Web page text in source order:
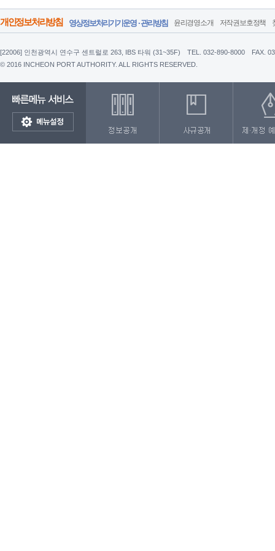
개인정보처리방침 영상정보처리기기운영 · 관리방침 윤리경영소개 저작권보호정책
[22006] 인천광역시 연수구 센트럴로 263, IBS 타워 (31~35F) TEL. 032-890-8000
FAX.
© 2016 INCHEON PORT AUTHORITY. ALL RIGHTS RESERVED.